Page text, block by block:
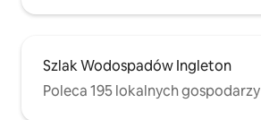
Szlak Wodospadów Ingleton
Poleca 195 lokalnych gospodarzy